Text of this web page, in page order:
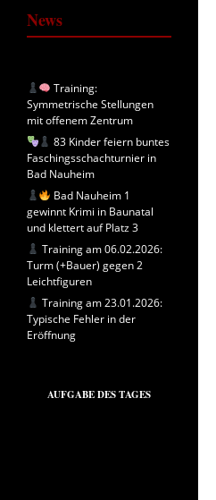
News
Training:
Symmetrische Stellungen
mit offenem Zentrum
83 Kinder feiern buntes
Faschingsschachturnier in
Bad Nauheim
Bad Nauheim 1
gewinnt Krimi in Baunatal
und klettert auf Platz 3
Training am 06.02.2026:
Turm (+Bauer) gegen 2
Leichtfiguren
Training am 23.01.2026:
Typische Fehler in der
Eröffnung
AUFGABE DES TAGES